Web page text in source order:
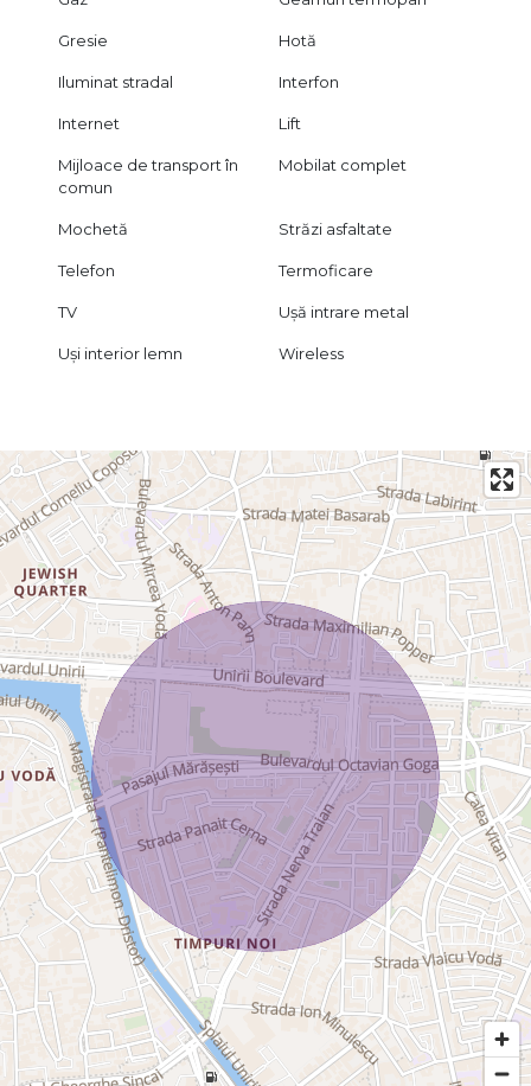
Gresie Hotă
Iluminat stradal Interfon
Internet Lift
Mijloace de transport în
comun
Mobilat complet
Mochetă Străzi asfaltate
Telefon Termoficare
TV Ușă intrare metal
Uși interior lemn Wireless